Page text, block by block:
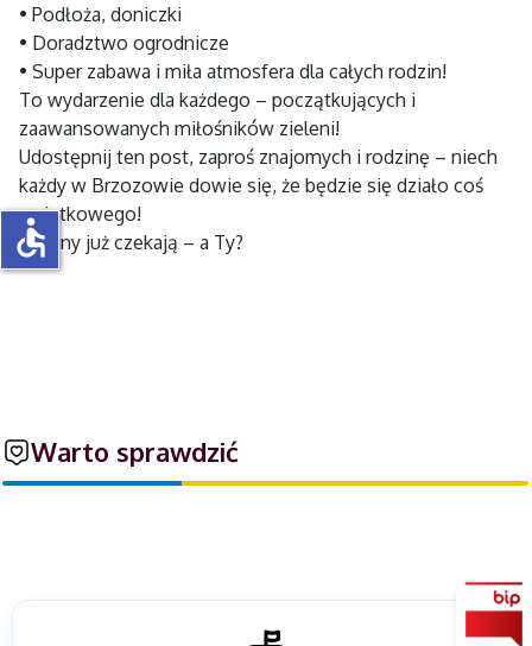
• Podłoża, doniczki
• Doradztwo ogrodnicze
• Super zabawa i miła atmosfera dla całych rodzin!
To wydarzenie dla każdego – początkujących i
zaawansowanych miłośników zieleni!
Udostępnij ten post, zaproś znajomych i rodzinę – niech
każdy w Brzozowie dowie się, że będzie się działo coś
wyjątkowego!
Rośliny już czekają – a Ty?
Warto sprawdzić
accessible